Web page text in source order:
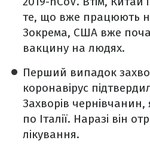
те, що вже працюють
Зокрема, США вже
вакцину на людях.
Перший випадок
коронавірус
Захворів
по Італії. Наразі він
лікування.